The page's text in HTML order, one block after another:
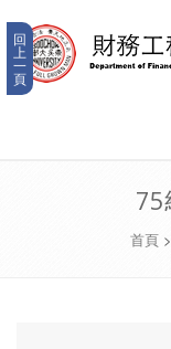
回
上
一
頁
75
首頁>